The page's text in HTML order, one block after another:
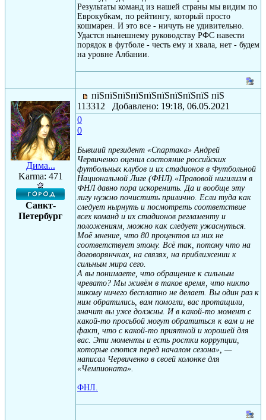
Результаты команд из нашей страны мы видим по
Еврокубкам, по рейтингу, который просто
кошмарен. И это все - ничуть не удивительно.
Удастся нынешнему руководству РФС навести
порядок в футболе - честь ему и хвала, нет - будем
на уровне Албании.
Дима...
Karma: 471
Санкт-
Петербург
пїЅпїЅпїЅпїЅпїЅпїЅпїЅпїЅпїЅ пїЅ
113312 Добавлено: 19:18, 06.05.2021
0
0
Бывший президент «Спартака» Андрей
Червиченко оценил состояние российских
футбольных клубов и их стадионов в Футбольной
Национальной Лиге (ФНЛ).«Правовой нигилизм в
ФНЛ давно пора искоренить. Да и вообще эту
лигу нужно почистить прилично. Если туда как
следует нырнуть и посмотреть соответствие
всех команд и их стадионов регламенту и
положениям, можно как следует ужаснуться.
Моё мнение, что 80 процентов из них не
соответствует этому. Всё так, потому что на
договорянчках, на связях, на приближении к
сильным мира сего.
А вы понимаете, что обращение к сильным
чревато? Мы живём в такое время, что никто
никому ничего бесплатно не делает. Вы один раз к
ним обратились, вам помогли, вас протащили,
значит вы уже должны. И в какой-то момент с
какой-то просьбой могут обратиться к вам и не
факт, что с какой-то приятной и хорошей для
вас. Эти моменты и есть ростки коррупции,
которые сеются перед началом сезона», —
написал Червиченко в своей колонке для
«Чемпионата».
ФНЛ.